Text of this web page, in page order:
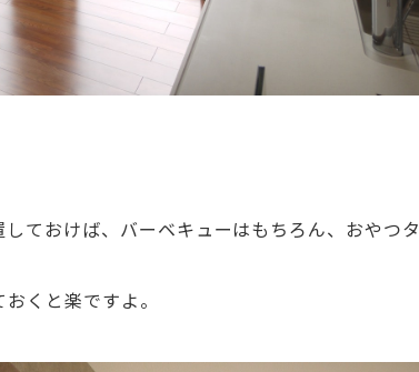
ておけば、バーベキューはもちろん、おやつタ
くと楽ですよ。